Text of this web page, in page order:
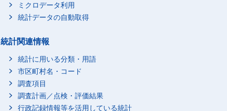
ミクロデータ利用
統計データの自動取得
統計関連情報
統計に用いる分類・用語
市区町村名・コード
調査項目
調査計画／点検・評価結果
行政記録情報等を活用している統計